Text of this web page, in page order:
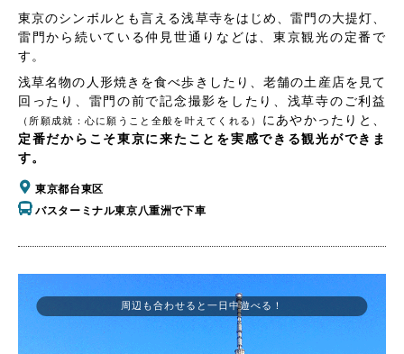
東京のシンボルとも言える浅草寺をはじめ、雷門の大提灯、
雷門から続いている仲見世通りなどは、東京観光の定番で
す。
浅草名物の人形焼きを食べ歩きしたり、老舗の土産店を見て
回ったり、雷門の前で記念撮影をしたり、浅草寺のご利益
（所願成就：心に願うこと全般を叶えてくれる）
にあやかったりと、
定番だからこそ東京に来たことを実感できる観光ができま
す。
東京都台東区
バスターミナル東京八重洲で下車
周辺も合わせると一日中遊べる！